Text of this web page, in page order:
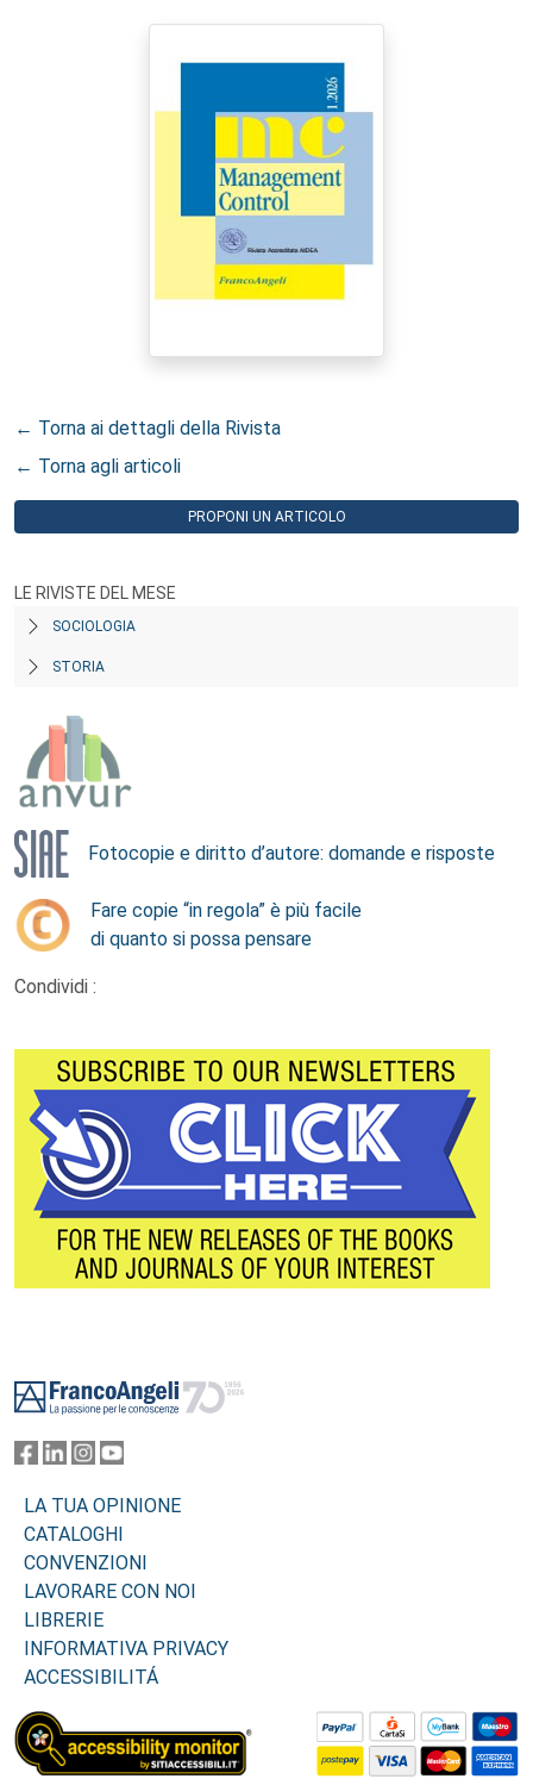
← Torna ai dettagli della Rivista
← Torna agli articoli
PROPONI UN ARTICOLO
LE RIVISTE DEL MESE
SOCIOLOGIA
STORIA
Fotocopie e diritto d’autore: domande e risposte
Fare copie “in regola” è più facile
di quanto si possa pensare
Condividi :
LA TUA OPINIONE
CATALOGHI
CONVENZIONI
LAVORARE CON NOI
LIBRERIE
INFORMATIVA PRIVACY
ACCESSIBILITÁ